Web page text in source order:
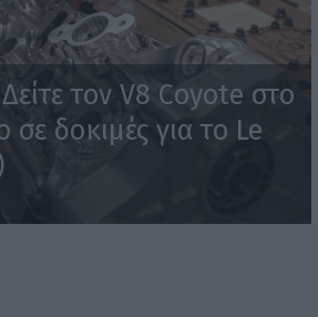
τον V8 Coyote στο
δοκιμές για το Le